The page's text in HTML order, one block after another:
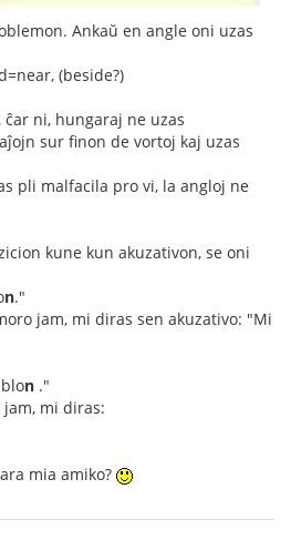
Ankaŭ en angle oni uzas
(beside?)
ni, hungaraj ne uzas
sur finon de vortoj kaj uzas
pli malfacila pro vi, la angloj ne
kune kun akuzativon, se oni
n."
jam, mi diras sen akuzativo: "Mi
n ."
mi diras:
mia amiko?